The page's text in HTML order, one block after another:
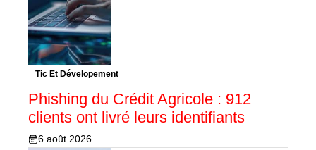
Tic Et Dévelopement
Phishing du Crédit Agricole : 912
clients ont livré leurs identifiants
6 août 2026